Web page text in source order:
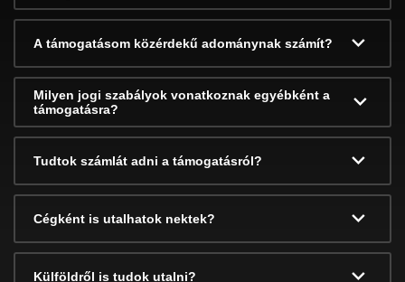
A támogatásom közérdekű adománynak számít?
Milyen jogi szabályok vonatkoznak egyébként a
támogatásra?
Tudtok számlát adni a támogatásról?
Cégként is utalhatok nektek?
Külföldről is tudok utalni?